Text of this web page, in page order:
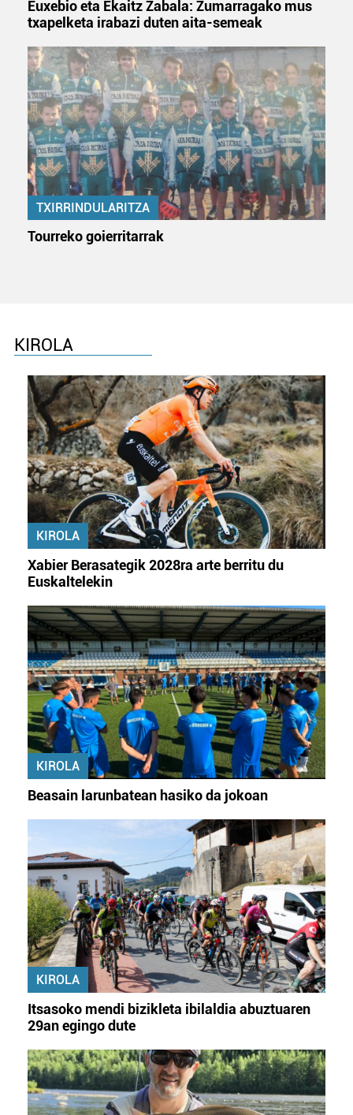
Euxebio eta Ekaitz Zabala: Zumarragako mus
txapelketa irabazi duten aita-semeak
TXIRRINDULARITZA
Tourreko goierritarrak
KIROLA
KIROLA
Xabier Berasategik 2028ra arte berritu du
Euskaltelekin
KIROLA
Beasain larunbatean hasiko da jokoan
KIROLA
Itsasoko mendi bizikleta ibilaldia abuztuaren
29an egingo dute